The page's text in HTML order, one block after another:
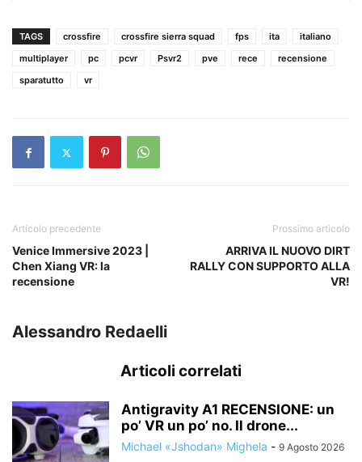
TAGS crossfire crossfire sierra squad fps ita
italiano
multiplayer
pc pcvr Psvr2 pve rece
recensione
sparatutto
vr
Articolo precedente
Venice Immersive 2023 |
Chen Xiang VR: la
recensione
Prossimo articolo
ARRIVA IL NUOVO DIRT
RALLY CON SUPPORTO ALLA
VR!
Alessandro Redaelli
Articoli correlati
Antigravity A1 RECENSIONE: un
po’ VR un po’ no. Il drone...
Michael «Jshodan» Mighela - 9 Agosto 2026